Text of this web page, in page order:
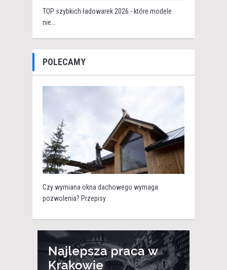
TOP szybkich ładowarek 2026 - które modele
nie...
POLECAMY
Czy wymiana okna dachowego wymaga
pozwolenia? Przepisy